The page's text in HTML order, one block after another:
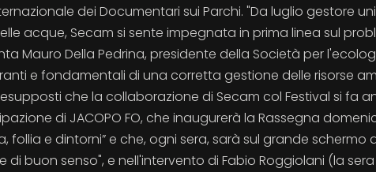
dei Documentari sui Parchi. "Da luglio gestore
acque, Secam si sente impegnata in prima linea sul
Mauro Della Pedrina, presidente della Società per
e fondamentali di una corretta gestione delle risorse
che la collaborazione di Secam col Festival si fa
di JACOPO FO, che inaugurerà la Rassegna
follia e dintorni” e che, ogni sera, sarà sul grande schermo
di buon senso", e nell'intervento di Fabio Roggiolani (la